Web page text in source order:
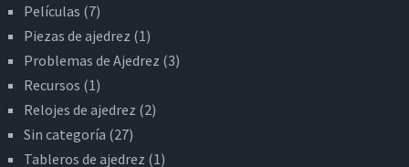
Películas (7)
Piezas de ajedrez (1)
Problemas de Ajedrez (3)
Recursos (1)
Relojes de ajedrez (2)
Sin categoría (27)
Tableros de ajedrez (1)